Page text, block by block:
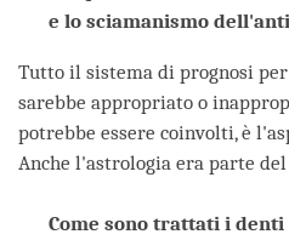
e lo sciamanismo
Tutto il sistema di prognosi
sarebbe appropriato o
potrebbe essere coinvolti, è
Anche l'astrologia era parte
Come sono trattati i